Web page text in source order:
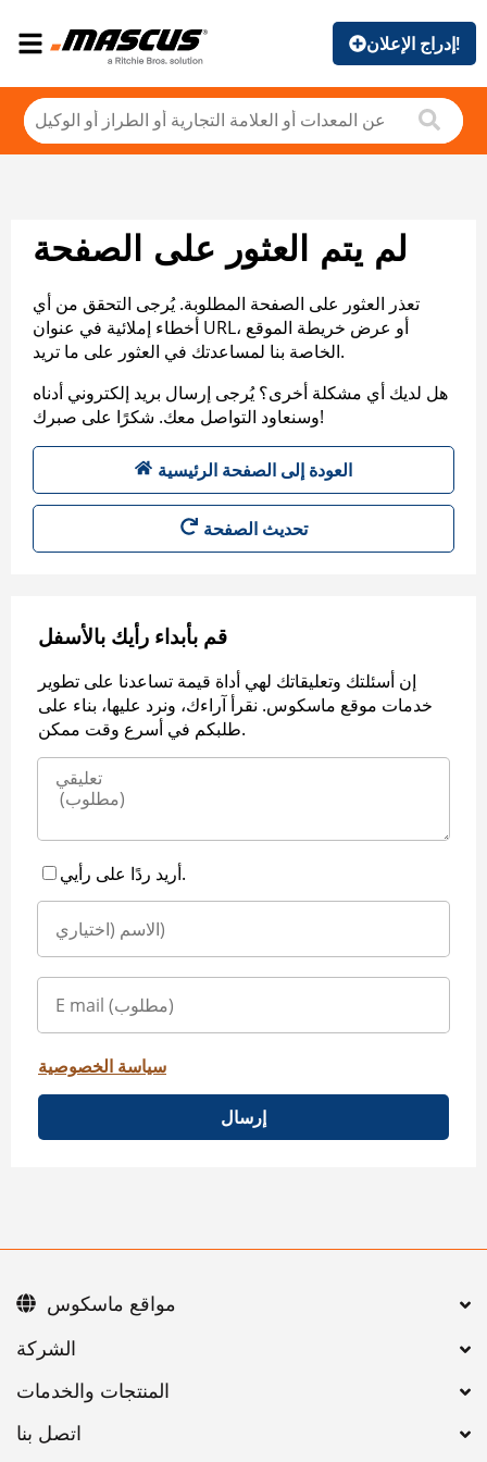
إدراج الإعلان!
لم يتم العثور على الصفحة
تعذر العثور على الصفحة المطلوبة. يُرجى التحقق من أي
أخطاء إملائية في عنوان URL، أو عرض خريطة الموقع
الخاصة بنا لمساعدتك في العثور على ما تريد.
هل لديك أي مشكلة أخرى؟ يُرجى إرسال بريد إلكتروني أدناه
وسنعاود التواصل معك. شكرًا على صبرك!
العودة إلى الصفحة الرئيسية
تحديث الصفحة
قم بأبداء رأيك بالأسفل
إن أسئلتك وتعليقاتك لهي أداة قيمة تساعدنا على تطوير
خدمات موقع ماسكوس. نقرأ آراءك، ونرد عليها، بناء على
طلبكم في أسرع وقت ممكن.
أريد ردًا على رأيي.
سياسة الخصوصية
إرسال
اتصل بنا
مواقع ماسكوس